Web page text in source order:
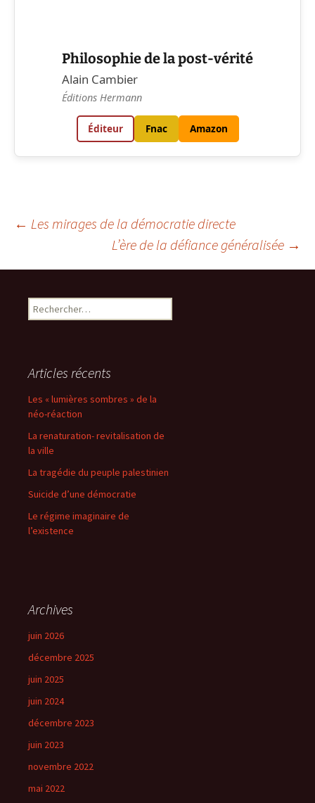
Philosophie de la post-vérité
Alain Cambier
Éditions Hermann
Éditeur Fnac Amazon
Navigation
des
articles
← Les mirages de la démocratie directe
L’ère de la défiance généralisée →
Rechercher :
Articles récents
Les « lumières sombres » de la
néo-réaction
La renaturation- revitalisation de
la ville
La tragédie du peuple palestinien
Suicide d’une démocratie
Le régime imaginaire de
l’existence
Archives
juin 2026
décembre 2025
juin 2025
juin 2024
décembre 2023
juin 2023
novembre 2022
mai 2022